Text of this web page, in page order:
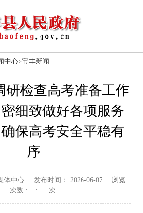
中心>宝丰新闻
研检查高考准备工作
细致做好各项服务
保高考安全平稳有
序
体中心 发布时间： 2026-06-07
浏览
次数：
： 次